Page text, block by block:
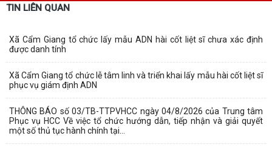
TIN LIÊN QUAN
Xã Cẩm Giang tổ chức lấy mẫu ADN hài cốt liệt sĩ chưa xác định
được danh tính
Xã Cẩm Giang tổ chức lễ tâm linh và triển khai lấy mẫu hài cốt liệt sĩ
phục vụ giám định ADN
THÔNG BÁO số 03/TB-TTPVHCC ngày 04/8/2026 của Trung tâm
Phục vụ HCC Về việc tổ chức hướng dẫn, tiếp nhận và giải quyết
một số thủ tục hành chính tại...